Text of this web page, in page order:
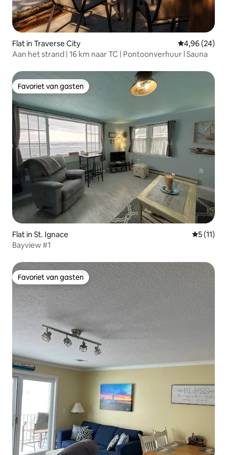
Flat in Traverse City Gemiddelde
4,96 (24)
Aan het strand | 16 km naar TC | Pontoonverhuur l Sauna
Favoriet van gasten
Favoriet van gasten
Flat in St. Ignace
5 (11)
Bayview #1
Favoriet van gasten
Favoriet van gasten